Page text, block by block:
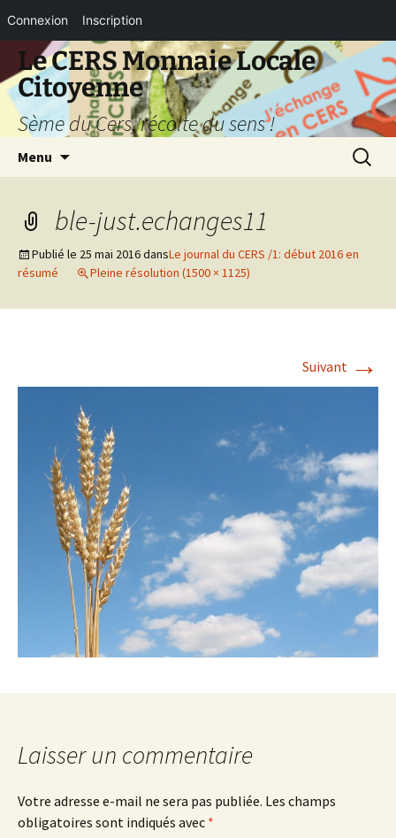
Connexion Inscription
Aller
au
contenu
Le CERS Monnaie Locale
Citoyenne
Sème du Cers, récolte du sens !
Menu
ble-just.echanges11
Publié le 25 mai 2016dansLe journal du CERS /1: début 2016 en
résumé
Pleine résolution (1500 × 1125)
Suivant →
Laisser un commentaire
Votre adresse e-mail ne sera pas publiée. Les champs
obligatoires sont indiqués avec *